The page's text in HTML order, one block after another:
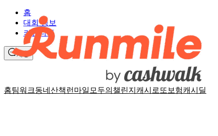
홈팀워크동네산책 런마일 모두의챌린지 캐시로또 보험캐시딜
홈
대회 정보
커뮤니티
채팅